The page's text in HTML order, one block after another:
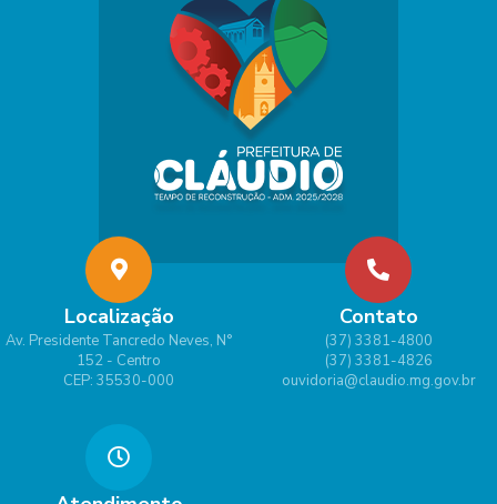
Localização
Av. Presidente Tancredo Neves, N°
152 - Centro
CEP: 35530-000
Contato
(37) 3381-4800
(37) 3381-4826
ouvidoria@claudio.mg.gov.br